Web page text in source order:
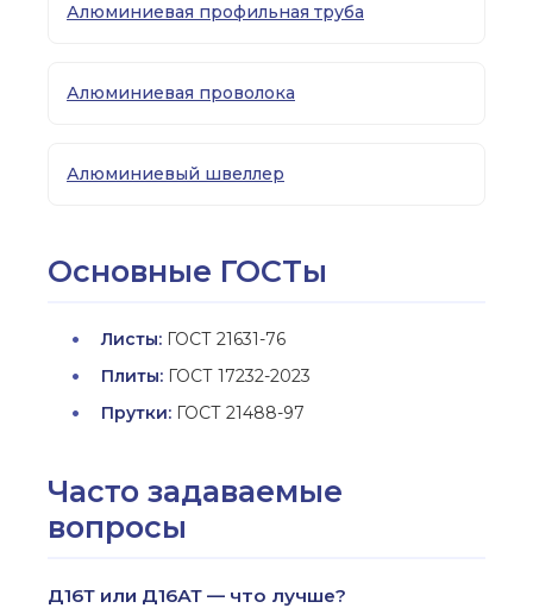
Алюминиевая профильная труба
Алюминиевая проволока
Алюминиевый швеллер
Основные ГОСТы
Листы: ГОСТ 21631-76
Плиты: ГОСТ 17232-2023
Прутки: ГОСТ 21488-97
Часто задаваемые
вопросы
Д16Т или Д16АТ — что лучше?